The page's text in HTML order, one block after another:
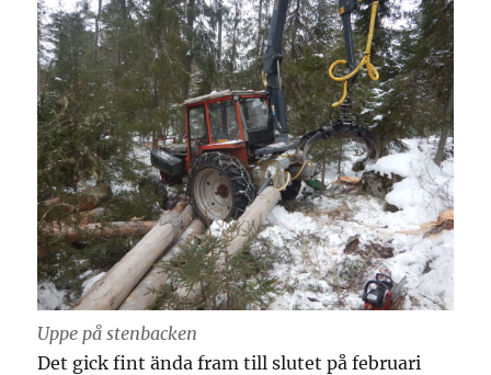
Uppe på stenbacken
Det gick fint ända fram till slutet på februari